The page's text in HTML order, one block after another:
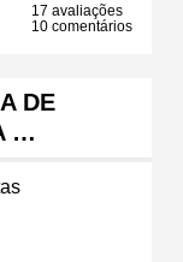
17 avaliações
10 comentários
DE
…